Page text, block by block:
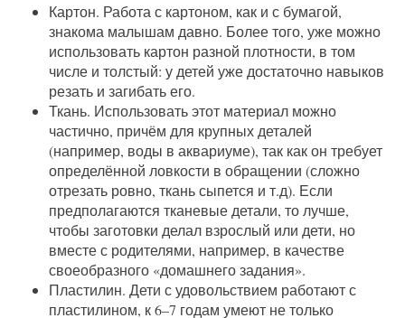
Картон. Работа с картоном, как и с бумагой,
знакома малышам давно. Более того, уже можно
использовать картон разной плотности, в том
числе и толстый: у детей уже достаточно навыков
резать и загибать его.
Ткань. Использовать этот материал можно
частично, причём для крупных деталей
(например, воды в аквариуме), так как он требует
определённой ловкости в обращении (сложно
отрезать ровно, ткань сыпется и т.д). Если
предполагаются тканевые детали, то лучше,
чтобы заготовки делал взрослый или дети, но
вместе с родителями, например, в качестве
своеобразного «домашнего задания».
Пластилин. Дети с удовольствием работают с
пластилином, к 6–7 годам умеют не только